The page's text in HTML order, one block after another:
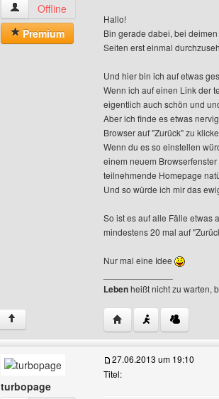
holz-osterholzer Benutzer-Profile anzeigen
Offline
Premium
Hallo!
Bin gerade dabei, bei
Seiten erst einmal
Und hier bin ich auf etwas
Wenn ich auf einen Link der
eigentlich auch schön und
Aber ich finde es etwas
Browser auf "Zurück" zu
Wenn du es so einstellen
einem neuem
teilnehmende Homepage
Und so würde ich mir das
So ist es auf alle Fälle etwas
mindestens 20 mal auf
Nur mal eine Idee
Lebenheißt nicht zu warten,
↑ Website dieses
turbopage
27.06.2013 um 19:10
Titel: